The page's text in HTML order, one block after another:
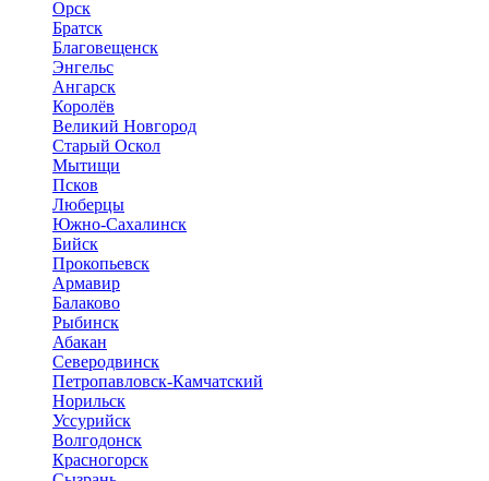
Орск
Братск
Благовещенск
Энгельс
Ангарск
Королёв
Великий Новгород
Старый Оскол
Мытищи
Псков
Люберцы
Южно-Сахалинск
Бийск
Прокопьевск
Армавир
Балаково
Рыбинск
Абакан
Северодвинск
Петропавловск-Камчатский
Норильск
Уссурийск
Волгодонск
Красногорск